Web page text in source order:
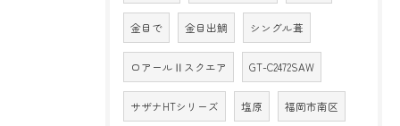
金目で 金目出鯛 シングル葺
ロアールⅡスクエア GT-C2472SAW
サザナHTシリーズ 塩原 福岡市南区